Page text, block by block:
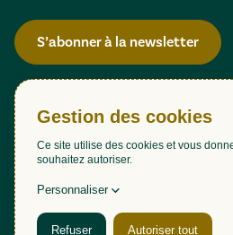
S’abonner à la newsletter
Gestion des cookies
Accessibilité : partiellement
Mentions légales
Politique de confidentialité
Plan du site
Une création